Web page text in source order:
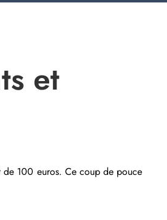
et
de 100 euros. Ce coup de pouce